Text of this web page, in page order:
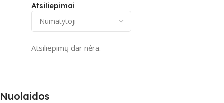
Atsiliepimai
Atsiliepimų dar nėra.
Nuolaidos